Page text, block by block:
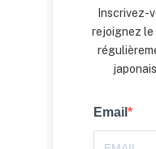
Inscrivez-
rejoignez le
Email